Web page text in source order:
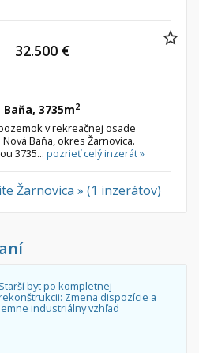
3735m2
v rekreačnej osade
Baňa, okres Žarnovica.
3735... pozrieť celý inzerát »
32.500 €
Žarnovica » (1 inzerátov)
Starší byt po kompletnej
Zmena dispozície a
industriálny vzhľad